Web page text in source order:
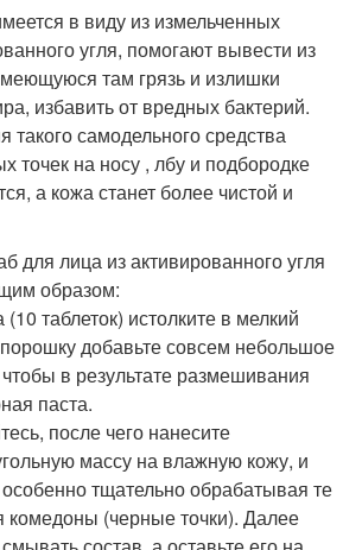
в виду из измельченных
угля, помогают вывести из
там грязь и излишки
избавить от вредных бактерий.
самодельного средства
точек на носу , лбу и подбородке
а кожа станет более чистой и
для лица из активированного угля
образом:
таблеток) истолките в мелкий
добавьте совсем небольшое
в результате размешивания
паста.
после чего нанесите
массу на влажную кожу, и
тщательно обрабатывая те
комедоны (черные точки). Далее